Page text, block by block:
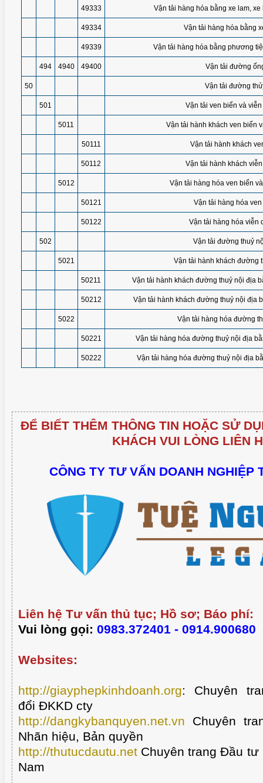
49333 Vận tải hàng hóa bằng xe lam,
49334 Vận tải hàng hóa bằng
49339 Vận tải hàng hóa bằng phương
494 4940 49400 Vận tải đường
50 Vận tải đường
501 Vận tải ven biển và
5011 Vận tải hành khách ven biển
50111 Vận tải hành khách
50112 Vận tải hành khách
5012 Vận tải hàng hóa ven biển
50121 Vận tải hàng hóa
50122 Vận tải hàng hóa viễn
502 Vận tải đường thuỷ
5021 Vận tải hành khách đường
50211 Vận tải hành khách đường thuỷ nội địa
50212 Vận tải hành khách đường thuỷ nội địa
5022 Vận tải hàng hóa đường
50221 Vận tải hàng hóa đường thuỷ nội địa
50222 Vận tải hàng hóa đường thuỷ nội địa
ĐỂ BIẾT THÊM THÔNG TIN HOẶC SỬ
KHÁCH VUI LÒNG LIÊN
CÔNG TY TƯ VẤN DOANH NGHIỆP
Liên hệ Tư vấn thủ tục; Hồ sơ; Báo phí:
Vui lòng gọi: 0983.372401 - 0914.900680
Websites:
http://giayphepkinhdoanh.org:
Chuyên
đổi ĐKKD cty
http://dangkybanquyen.net.vn Chuyên
Nhãn hiệu, Bản quyền
http://thutucdautu.net Chuyên trang Đầu
Nam